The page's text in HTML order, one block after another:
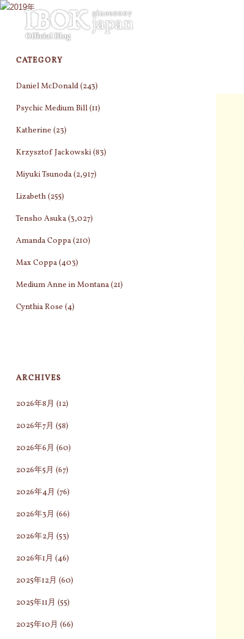
コ
CATEGORY
Daniel McDonald(243)
Psychic Medium Bill(11)
Katherine (23)
Krzysztof Jackowski(83)
Miyuki Tsunoda(2,917)
Lizabeth(255)
Tensho Asuka(3,027)
Amanda Coppa(210)
Max Coppa(403)
Medium Anne in Montana(21)
Cynthia Rose (4)
ARCHIVES
2026年8月 (12)
2026年7月 (58)
2026年6月 (60)
2026年5月 (67)
2026年4月 (76)
2026年3月 (66)
2026年2月 (53)
2026年1月 (46)
2025年12月 (60)
2025年11月 (55)
2025年10月 (66)